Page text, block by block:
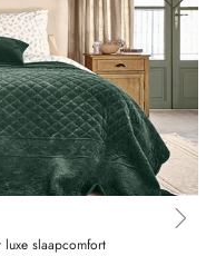
luxe slaapcomfort